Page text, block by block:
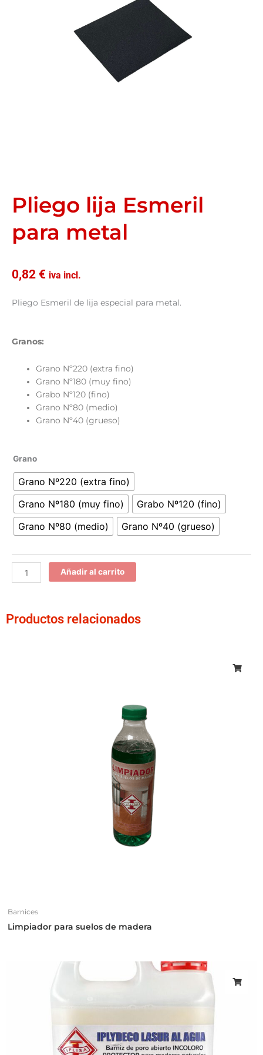
Pliego lija Esmeril
para metal
0,82 € iva incl.
Pliego Esmeril de lija especial para metal.
Granos:
Grano Nº220 (extra fino)
Grano Nº180 (muy fino)
Grabo Nº120 (fino)
Grano Nº80 (medio)
Grano Nº40 (grueso)
Grano
Grano Nº220 (extra fino)
Grano Nº180 (muy fino)
Grabo Nº120 (fino)
Grano Nº80 (medio)
Grano Nº40 (grueso)
Pliego
Esmeril
para
metal
cantidad
Añadir al carrito
Productos relacionados
Barnices
Limpiador para suelos de madera